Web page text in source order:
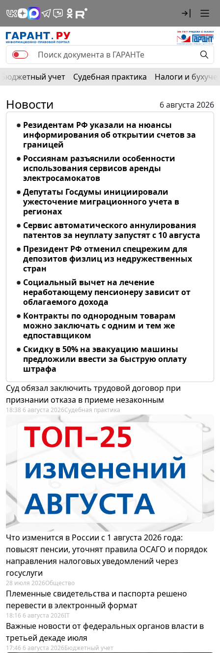
Бюджетный учет Судебная практика Налоги и
Новости
6 августа 2026
Резидентам РФ указали на нюансы
информирования об открытии счетов за
границей
Россиянам разъяснили особенности
использования сервисов аренды
электросамокатов
Депутаты Госдумы инициировали
ужесточение миграционного учета в
регионах
Сервис автоматического аннулирования
патентов за неуплату запустят с 10 августа
Президент РФ отменил спецрежим для
депозитов физлиц из недружественных
стран
Социальный вычет на лечение
неработающему пенсионеру зависит от
облагаемого дохода
Контракты по однородным товарам
можно заключать с одним и тем же
едпоставщиком
Скидку в 50% на эвакуацию машины
предложили ввести за быструю оплату
штрафа
Суд обязал заключить трудовой договор при
признании отказа в приеме незаконным
18:38 6 августа 2026Судебная практика
Что изменится в России с 1 августа 2026 года:
повысят пенсии, уточнят правила ОСАГО и порядок
направления налоговых уведомлений через
госуслуги
28 июля 2026Общество
Племенные свидетельства и паспорта решено
перевести в электронный формат
18:16 6 августа 2026IT
Важные новости от федеральных органов власти в
третьей декаде июля
17:46 6 августа 2026Бюджетный учет